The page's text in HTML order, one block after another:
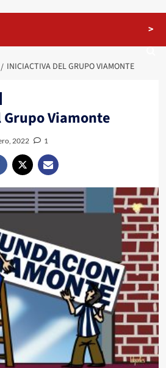
>
INICIACTIVA DEL GRUPO VIAMONTE
Viamonte
2022 1